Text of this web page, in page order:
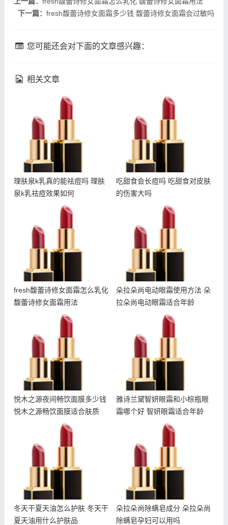
下一篇：fresh馥蕾诗修女面霜多少钱 馥蕾诗修女面霜会过敏吗
您可能还会对下面的文章感兴趣：
相关文章
理肤泉k乳真的能祛痘吗 理
理肤泉k乳真的能祛痘吗 理肤
泉k乳祛痘效果如何
吃甜食会长痘吗 吃甜食对
吃甜食会长痘吗 吃甜食对皮肤
的伤害大吗
fresh馥蕾诗修女面霜怎么
fresh馥蕾诗修女面霜怎么乳化
馥蕾诗修女面霜用法
朵拉朵尚电动眼霜使用方法
朵拉朵尚电动眼霜使用方法 朵
拉朵尚电动眼霜适合年龄
悦木之源夜间畅饮面膜多少
悦木之源夜间畅饮面膜多少钱
悦木之源畅饮面膜适合肤质
雅诗兰黛智妍眼霜和小棕瓶
雅诗兰黛智妍眼霜和小棕瓶眼
霜哪个好 智妍眼霜适合年龄
冬天干夏天油怎么护肤 冬
冬天干夏天油怎么护肤 冬天干
夏天油用什么护肤品
朵拉朵尚除螨皂成分 朵拉
朵拉朵尚除螨皂成分 朵拉朵尚
除螨皂孕妇可以用吗